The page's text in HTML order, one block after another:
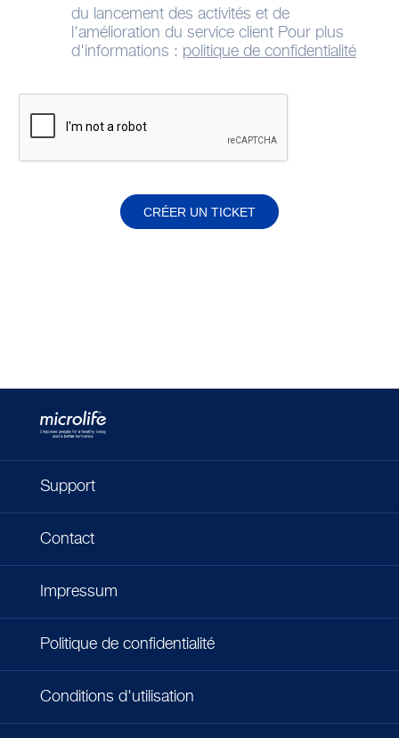
du lancement des activités et de
l'amélioration du service client Pour plus
d'informations : politique de confidentialité
CRÉER UN TICKET
Support
Contact
Impressum
Politique de confidentialité
Conditions d'utilisation